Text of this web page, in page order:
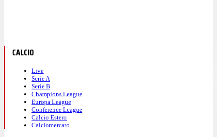
CALCIO
Live
Serie A
Serie B
Champions League
Europa League
Conference League
Calcio Estero
Calciomercato